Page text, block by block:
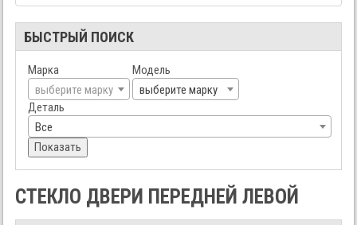
БЫСТРЫЙ ПОИСК
Марка
выберите марку
Модель
выберите марку
Деталь
Все
Показать
СТЕКЛО ДВЕРИ ПЕРЕДНЕЙ ЛЕВОЙ